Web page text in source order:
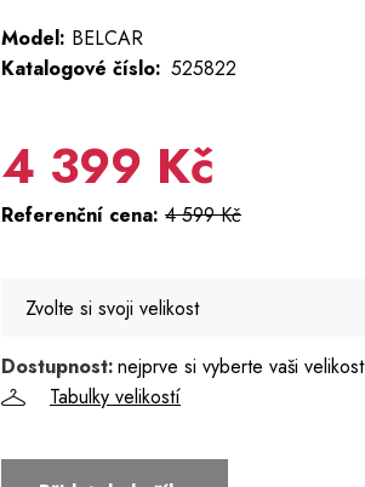
Model: BELCAR
Katalogové číslo: 525822
4 399 Kč
Referenční cena: 4 599 Kč
Zvolte si svoji velikost
56 - Poslední kus
Dostupnost:nejprve si vyberte vaši velikost
Tabulky velikostí